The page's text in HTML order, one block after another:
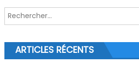
Rechercher :
ARTICLES RÉCENTS